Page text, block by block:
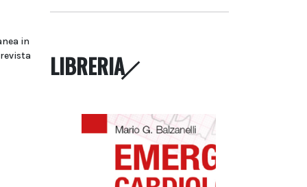
in
LIBRERIA